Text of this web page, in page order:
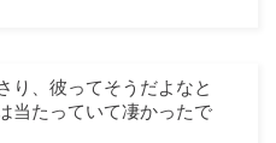
り、彼ってそうだよなと
当たっていて凄かったで